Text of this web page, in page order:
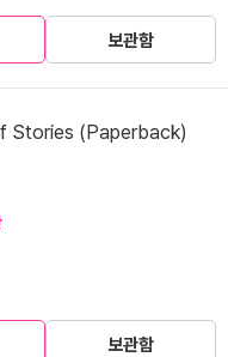
보관함
Stories (Paperback)
보관함